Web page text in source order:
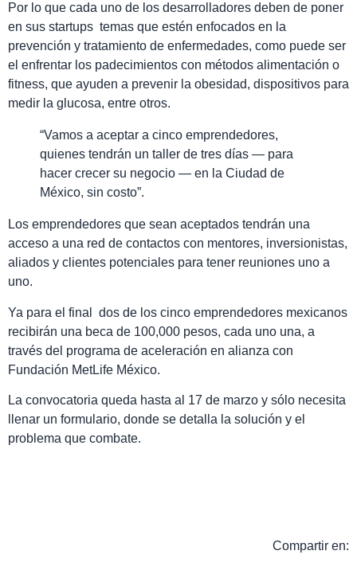
Por lo que cada uno de los desarrolladores deben de poner
en sus startups temas que estén enfocados en la
prevención y tratamiento de enfermedades, como puede ser
el enfrentar los padecimientos con métodos alimentación o
fitness, que ayuden a prevenir la obesidad, dispositivos para
medir la glucosa, entre otros.
“Vamos a aceptar a cinco emprendedores,
quienes tendrán un taller de tres días — para
hacer crecer su negocio — en la Ciudad de
México, sin costo”.
Los emprendedores que sean aceptados tendrán una
acceso a una red de contactos con mentores, inversionistas,
aliados y clientes potenciales para tener reuniones uno a
uno.
Ya para el final dos de los cinco emprendedores mexicanos
recibirán una beca de 100,000 pesos, cada uno una, a
través del programa de aceleración en alianza con
Fundación MetLife México.
La convocatoria queda hasta al 17 de marzo y sólo necesita
llenar un formulario, donde se detalla la solución y el
problema que combate.
Compartir en: